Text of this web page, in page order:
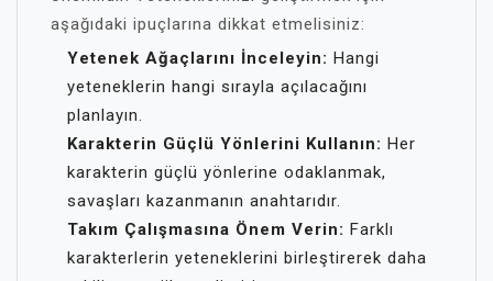
aşağıdaki ipuçlarına dikkat etmelisiniz:
Yetenek Ağaçlarını İnceleyin: Hangi
yeteneklerin hangi sırayla açılacağını
planlayın.
Karakterin Güçlü Yönlerini Kullanın: Her
karakterin güçlü yönlerine odaklanmak,
savaşları kazanmanın anahtarıdır.
Takım Çalışmasına Önem Verin: Farklı
karakterlerin yeteneklerini birleştirerek daha